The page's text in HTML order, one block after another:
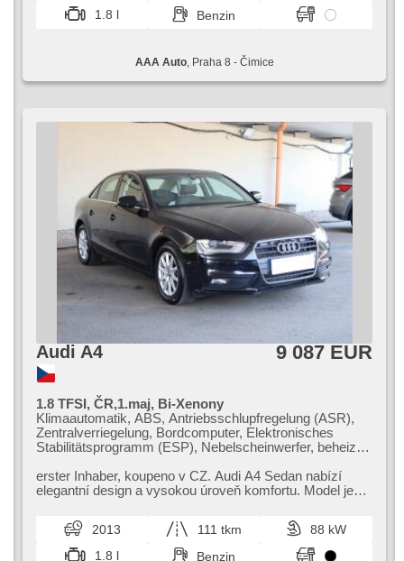
1.8 l
Benzin
AAA Auto, Praha 8 - Čimice
Audi A4 9 087 EUR
1.8 TFSI, ČR,1.maj, Bi-Xenony
Klimaautomatik, ABS, Antriebsschlupfregelung (ASR),
Zentralverriegelung, Bordcomputer, Elektronisches
Stabilitätsprogramm (ESP), Nebelscheinwerfer, beheizte
Reifendrucksensor, 6x Airbag, Servolenkung, El.
Seitenscheiben, Autoradio, Handgetriebe
erster Inhaber,​ koupeno v CZ. Audi A4 Sedan nabízí
elegantní design a vysokou úroveň komfortu. Model je
2013 111 tkm
88 kW
1.8 l
Benzin